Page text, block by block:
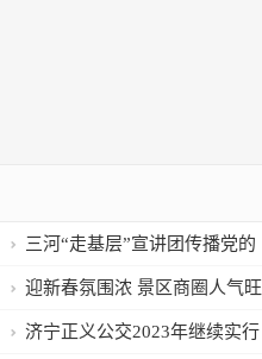
三河“走基层”宣讲团传播党的
好声音
迎新春氛围浓 景区商圈人气旺
济宁正义公交2023年继续实行